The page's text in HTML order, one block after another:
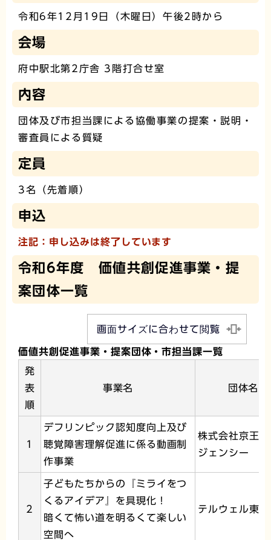
令和6年12月19日（木曜日）午後2時から
会場
府中駅北第2庁舎 3階打合せ室
内容
団体及び市担当課による協働事業の提案・説明・
審査員による質疑
定員
3名（先着順）
申込
注記：申し込みは終了しています
令和6年度 価値共創促進事業・提
案団体一覧
画面サイズに合わせて閲覧
価値共創促進事業・提案団体・市担当課一覧
発
表
順
事業名 団体名
1
デフリンピック認知度向上及び
聴覚障害理解促進に係る動画制
作事業
株式会社京王
ジェンシー
2
子どもたちからの『ミライをつ
くるアイデア』を具現化！
暗くて怖い道を明るくて楽しい
空間へ
テルウェル東